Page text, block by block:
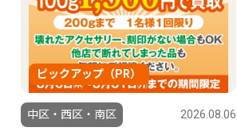
ピックアップ（PR）
中区・西区・南区 2026.08.06